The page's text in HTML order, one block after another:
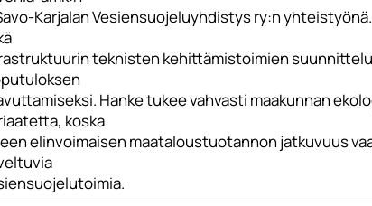
Karjalan Vesiensuojeluyhdistys ry:n
teknisten kehittämistoimien
Hanke tukee vahvasti maakunnan
koska
elinvoimaisen maataloustuotannon jatkuvuus